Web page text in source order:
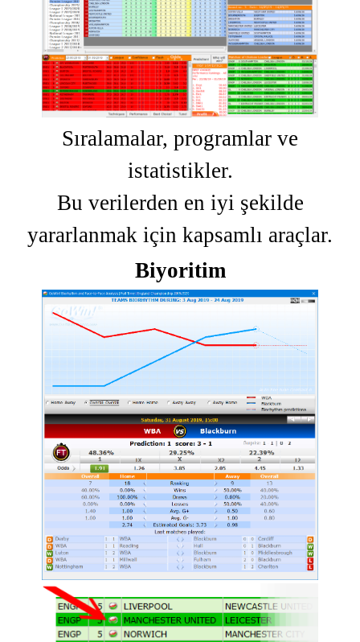
Sıralamalar, programlar ve
istatistikler.
Bu verilerden en iyi şekilde
yararlanmak için kapsamlı araçlar.
Biyoritim